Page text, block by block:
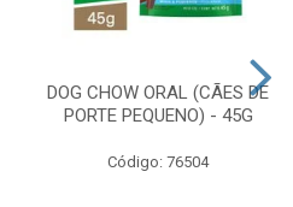
DOG CHOW ORAL (CÃES DE
PORTE PEQUENO) - 45G
Código: 76504